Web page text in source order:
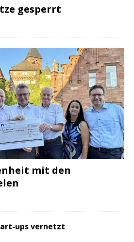
gesperrt
mit den
ups vernetzt